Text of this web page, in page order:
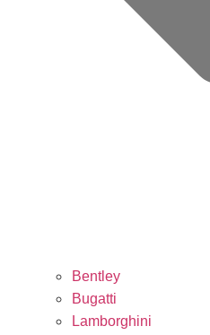
Bentley
Bugatti
Lamborghini